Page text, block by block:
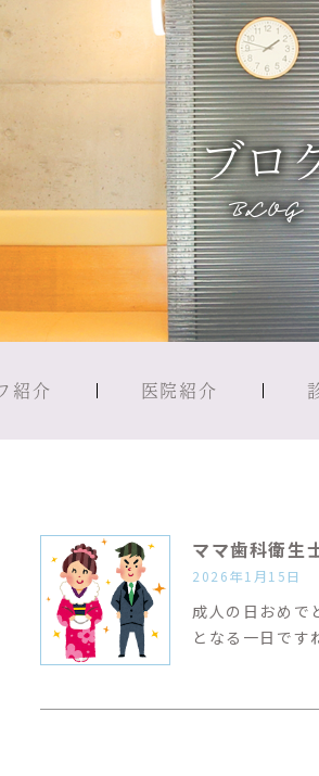
ブロ
BLOG
紹介 医院紹介
ママ歯科衛生
2026年1月15日
成人の日おめで
となる一日で